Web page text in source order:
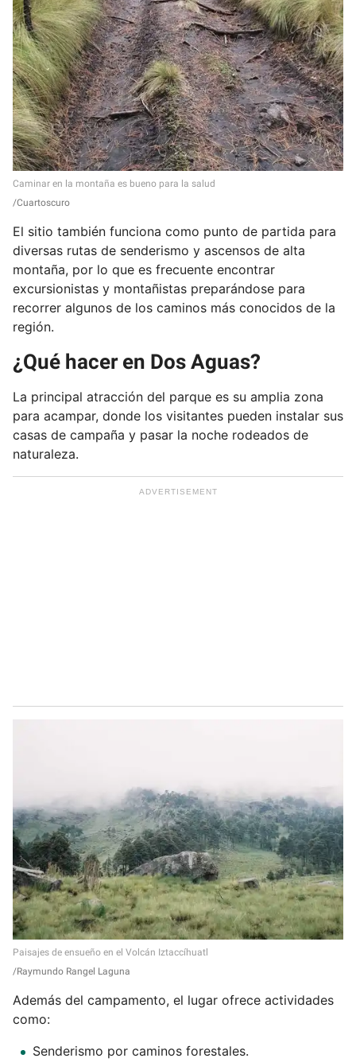
Caminar en la montaña es bueno para la salud
Cuartoscuro
El sitio también funciona como punto de partida para
diversas rutas de senderismo y ascensos de alta
montaña, por lo que es frecuente encontrar
excursionistas y montañistas preparándose para
recorrer algunos de los caminos más conocidos de la
región.
¿Qué hacer en Dos Aguas?
La principal atracción del parque es su amplia zona
para acampar, donde los visitantes pueden instalar sus
casas de campaña y pasar la noche rodeados de
naturaleza.
Paisajes de ensueño en el Volcán Iztaccíhuatl
Raymundo Rangel Laguna
Además del campamento, el lugar ofrece actividades
como:
Senderismo por caminos forestales.